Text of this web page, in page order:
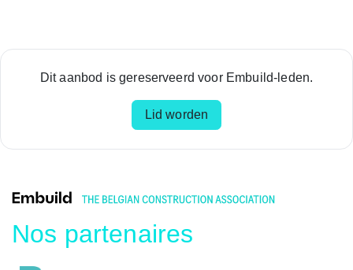
Dit aanbod is gereserveerd voor Embuild-leden.
Lid worden
Nos partenaires